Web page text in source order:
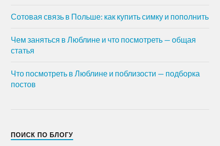
Сотовая связь в Польше: как купить симку и пополнить
Чем заняться в Люблине и что посмотреть — общая
статья
Что посмотреть в Люблине и поблизости — подборка
постов
ПОИСК ПО БЛОГУ